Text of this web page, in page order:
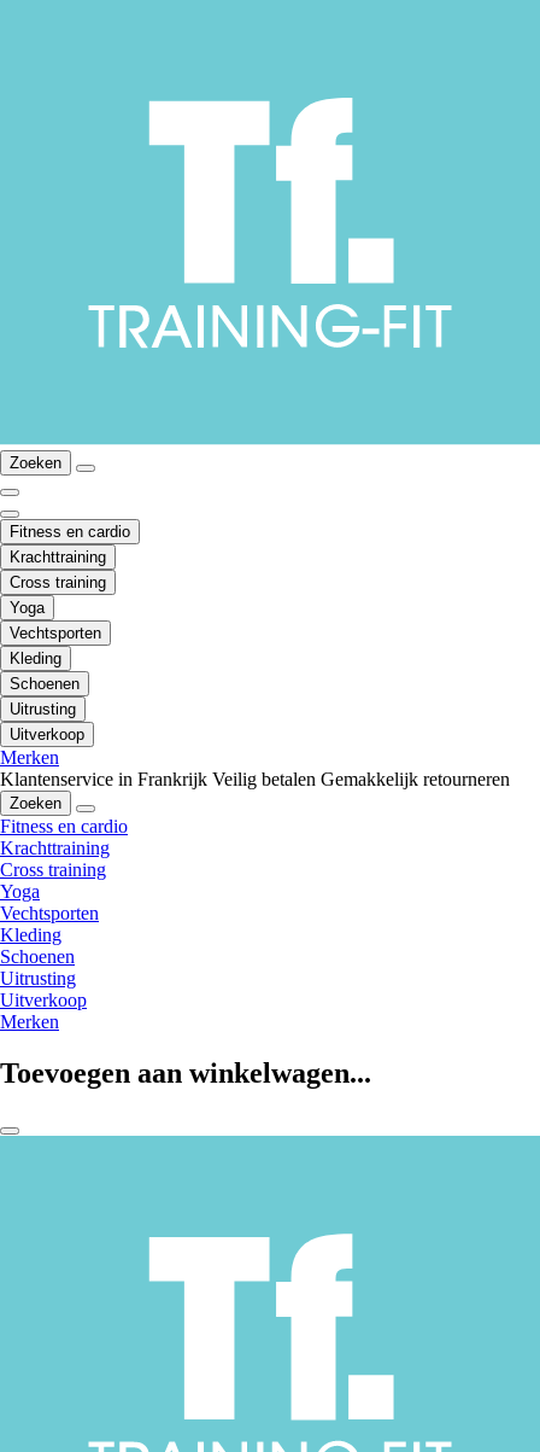
Zoeken
Fitness en cardio
Krachttraining
Cross training
Yoga
Vechtsporten
Kleding
Schoenen
Uitrusting
Uitverkoop
Merken
Klantenservice in Frankrijk Veilig betalen Gemakkelijk retourneren
Zoeken
Fitness en cardio
Krachttraining
Cross training
Yoga
Vechtsporten
Kleding
Schoenen
Uitrusting
Uitverkoop
Merken
Toevoegen aan winkelwagen...